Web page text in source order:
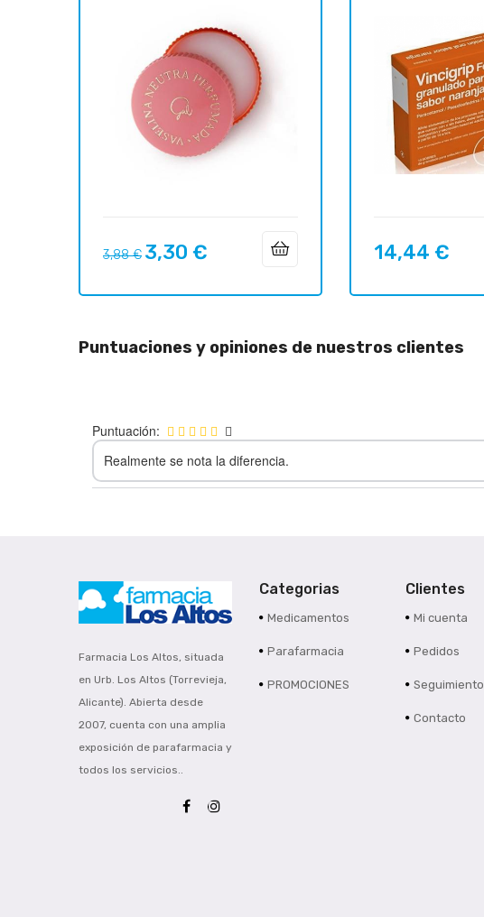
Precio
3,88 € Precio
3,30 € Precio
14,44 €
Puntuaciones y opiniones de nuestros clientes
Puntuación:
Realmente se nota la diferencia.
Farmacia Los Altos, situada
en Urb. Los Altos (Torrevieja,
Alicante). Abierta desde
2007, cuenta con una amplia
exposición de parafarmacia y
todos los servicios..
Categorias
Medicamentos
Parafarmacia
PROMOCIONES
Clientes
Mi cuenta
Pedidos
Seguimiento
Contacto